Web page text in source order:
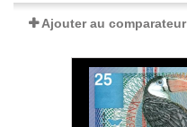
Ajouter au comparateur